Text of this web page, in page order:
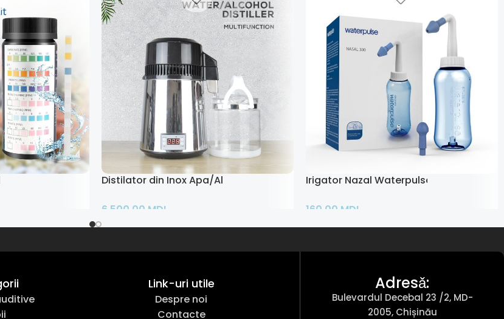
Distilator din Inox Apa/Alcool
6.500,00 MDL
Adaugă În Coș
Irigator Nazal Waterpulse
160,00 MDL
Adaugă În Coș
Link-uri utile
Despre noi
Contacte
Adresǎ:
Bulevardul Decebal 23 /2, MD-
2005, Chișinău